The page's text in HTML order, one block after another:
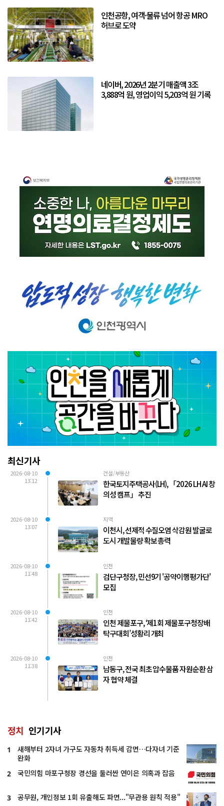
인천공항, 여객·물류 넘어 항공 MRO
허브로 도약
네이버, 2026년 2분기 매출액 3조
3,888억 원, 영업이익 5,203억 원 기록
최신기사
2026-08-10
13:12
건설/부동산
한국토지주택공사(LH), 「2026 LH AI 창
의성 캠프」 추진
2026-08-10
13:07
지역
이천시, 선제적 수질오염 삭감원 발굴로
도시 개발물량 확보 총력
2026-08-10
11:48
인천
검단구청장, 민선9기 '공약이행평가단'
모집
2026-08-10
11:42
인천
인천 제물포구, ‘제1회 제물포구청장배
탁구대회’성황리 개최
2026-08-10
11:38
인천
남동구, 전국 최초 압수물품 자원순환 삼
자 협약 체결
정치 인기기사
1
새해부터 2자녀 가구도 자동차 취득세 감면…다자녀 기준
완화
2 국민의힘 마포구청장 경선을 둘러싼 연이은 의혹과 잡음
3 공무원, 개인정보 1회 유출해도 파면..."무관용 원칙 적용"